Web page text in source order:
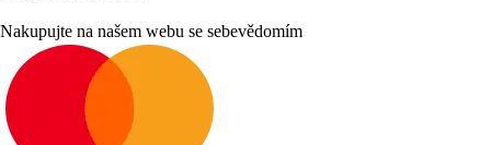
Nakupujte na našem webu se sebevědomím